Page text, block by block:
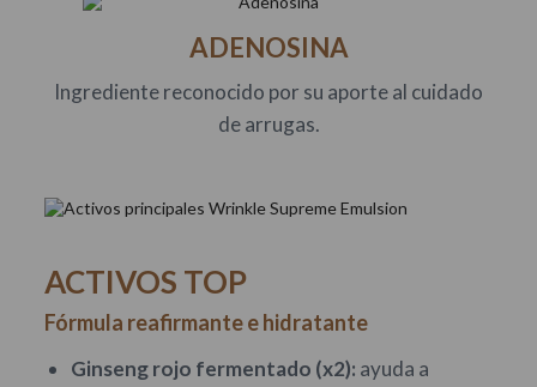
ADENOSINA
Ingrediente reconocido por su aporte al cuidado
de arrugas.
ACTIVOS TOP
Fórmula reafirmante e hidratante
Ginseng rojo fermentado (x2): ayuda a